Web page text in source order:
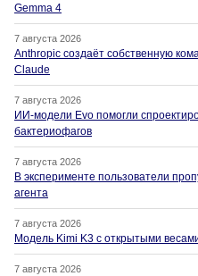
Gemma 4
7 августа 2026
Anthropic создаёт собственную
Claude
7 августа 2026
ИИ-модели Evo помогли
бактериофагов
7 августа 2026
В эксперименте пользователи
агента
7 августа 2026
Модель Kimi K3 с открытыми
7 августа 2026